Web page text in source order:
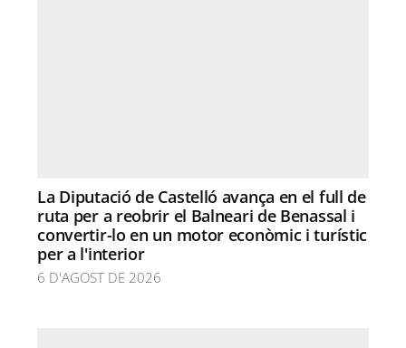
La Diputació de Castelló avança en el full de
ruta per a reobrir el Balneari de Benassal i
convertir-lo en un motor econòmic i turístic
per a l'interior
6 D'AGOST DE 2026